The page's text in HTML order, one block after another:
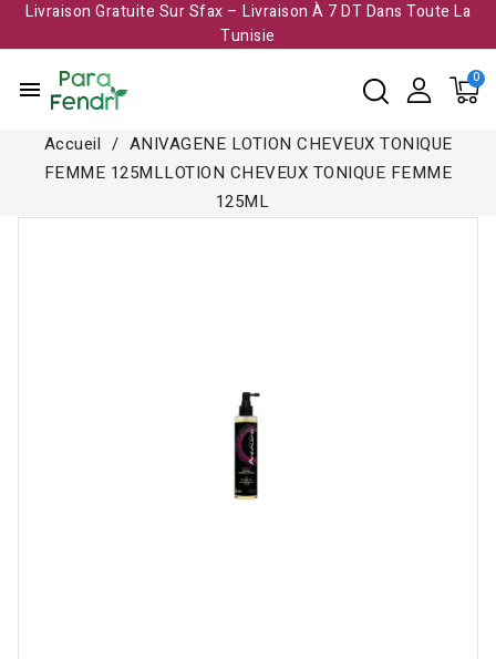
Livraison Gratuite Sur Sfax – Livraison À 7 DT Dans Toute La
Tunisie​
menu
Accueil
ANIVAGENE LOTION CHEVEUX TONIQUE
FEMME 125MLLOTION CHEVEUX TONIQUE FEMME
125ML